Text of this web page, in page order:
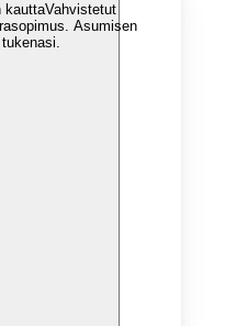
kauttaVahvistetut
Asumisen